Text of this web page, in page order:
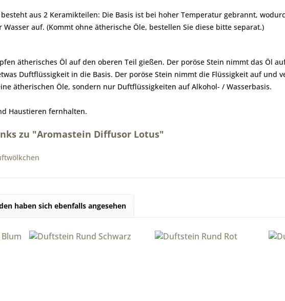
aus 2 Keramikteilen: Die Basis ist bei hoher Temperatur gebrannt,
auf. (Kommt ohne ätherische Öle, bestellen Sie diese bitte separat.)
ätherisches Öl auf den oberen Teil gießen. Der poröse Stein nimmt das Öl
Duftflüssigkeit in die Basis. Der poröse Stein nimmt die Flüssigkeit auf und
ätherischen Öle, sondern nur Duftflüssigkeiten auf Alkohol- / Wasserbasis.
Haustieren fernhalten.
zu "Aromastein Diffusor Lotus"
haben sich ebenfalls angesehen